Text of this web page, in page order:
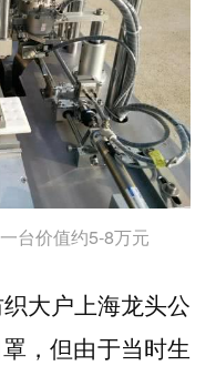
台价值约5-8万元
大户上海龙头公
，但由于当时生